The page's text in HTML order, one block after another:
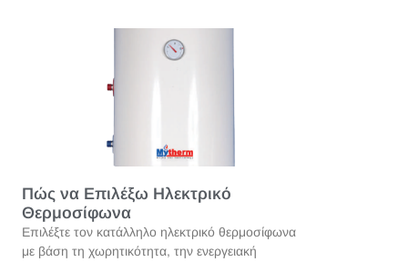
Πώς να Επιλέξω Ηλεκτρικό
Θερμοσίφωνα
Επιλέξτε τον κατάλληλο ηλεκτρικό θερμοσίφωνα
με βάση τη χωρητικότητα, την ενεργειακή